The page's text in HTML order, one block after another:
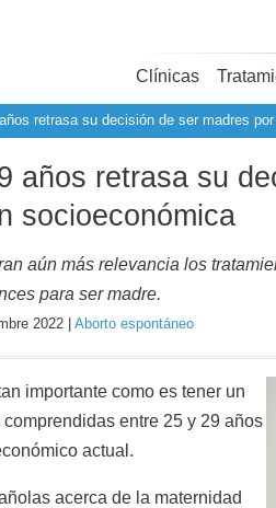
Clínicas
retrasa su decisión de ser madres
años retrasa su
socioeconómica
aún más relevancia los
para ser madre.
2022 | Aborto espontáneo
importante como es tener un
entre 25 y 29 años
actual.
acerca de la maternidad